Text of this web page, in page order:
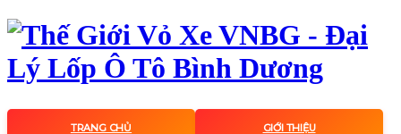
TRANG CHỦ GIỚI THIỆU